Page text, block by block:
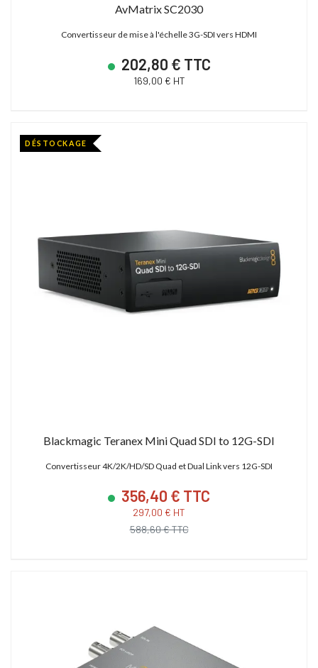
AvMatrix SC2030
Convertisseur de mise à l'échelle 3G-SDI vers HDMI
202,80 € TTC
169,00 € HT
DÉSTOCKAGE
Blackmagic Teranex Mini Quad SDI to 12G-SDI
Convertisseur 4K/2K/HD/SD Quad et Dual Link vers 12G-SDI
356,40 € TTC
297,00 € HT
588,60 € TTC